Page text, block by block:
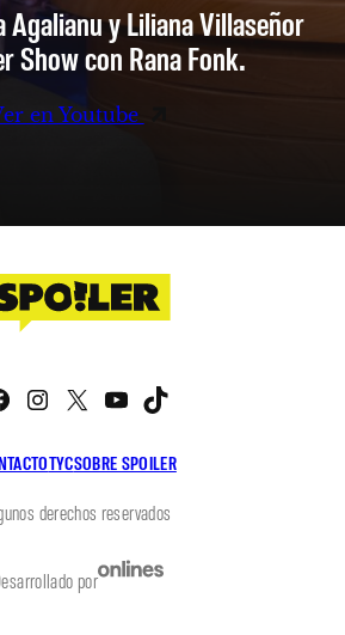
Agalianu y Liliana Villaseñor
Show con Rana Fonk.
en Youtube
TYCSOBRE SPOILER
Facebook
Instagram
X YouTube
derechos reservados
por